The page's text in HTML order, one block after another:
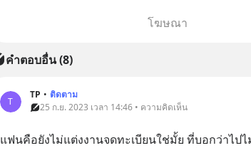
โฆษณา
คำตอบอื่น(8)
T
TP • ติดตาม
25 ก.ย. 2023 เวลา 14:46 • ความคิดเห็น
แฟนคือยังไม่แต่งงานจดทะเบียนใช่มั้ย ที่บอกว่าไปไ